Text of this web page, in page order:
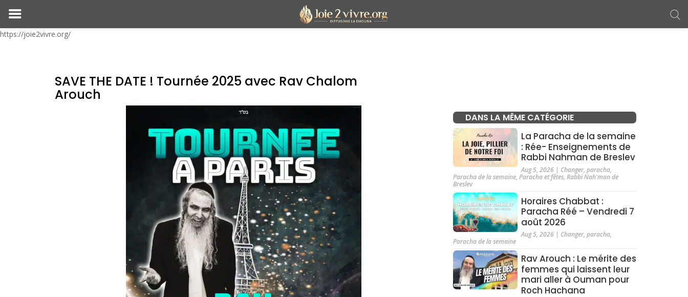
https://joie2vivre.org/
SAVE THE DATE ! Tournée 2025 avec Rav Chalom
Arouch
DANS LA MÊME CATÉGORIE
La Paracha de la semaine
: Rée- Enseignements de
Rabbi Nahman de Breslev
Aug 5, 2026| Changer, paracha,
Paracha de la semaine,Paracha et fêtes,Rabbi Nah'man de
Breslev
Horaires Chabbat :
Paracha Réé – Vendredi 7
août 2026
Aug 5, 2026| Changer, paracha,
Paracha de la semaine
Rav Arouch : Le mérite des
femmes qui laissent leur
mari aller à Ouman pour
Roch Hachana